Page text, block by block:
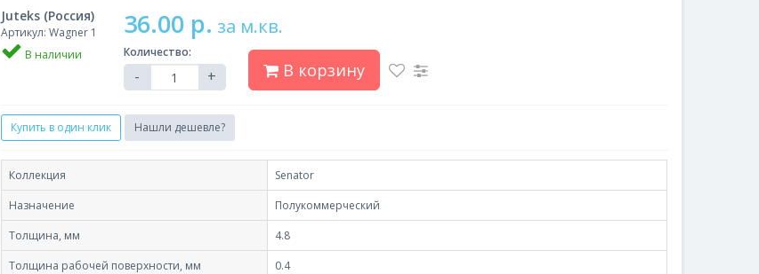
Juteks (Россия)
Артикул: Wagner 1
В наличии
36.00 р. за м.кв.
Количество:
- + В корзину
Купить в один клик Нашли дешевле?
Коллекция
Senator
Назначение
Полукоммерческий
Толщина, мм
4.8
Толщина рабочей поверхности, мм
0.4